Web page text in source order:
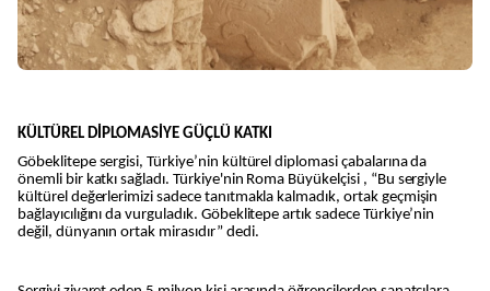
KÜLTÜREL DİPLOMASİYE GÜÇLÜ KATKI
Göbeklitepe sergisi, Türkiye’nin kültürel diplomasi çabalarına da
önemli bir katkı sağladı. Türkiye'nin Roma Büyükelçisi , “Bu sergiyle
kültürel değerlerimizi sadece tanıtmakla kalmadık, ortak geçmişin
bağlayıcılığını da vurguladık. Göbeklitepe artık sadece Türkiye’nin
değil, dünyanın ortak mirasıdır” dedi.